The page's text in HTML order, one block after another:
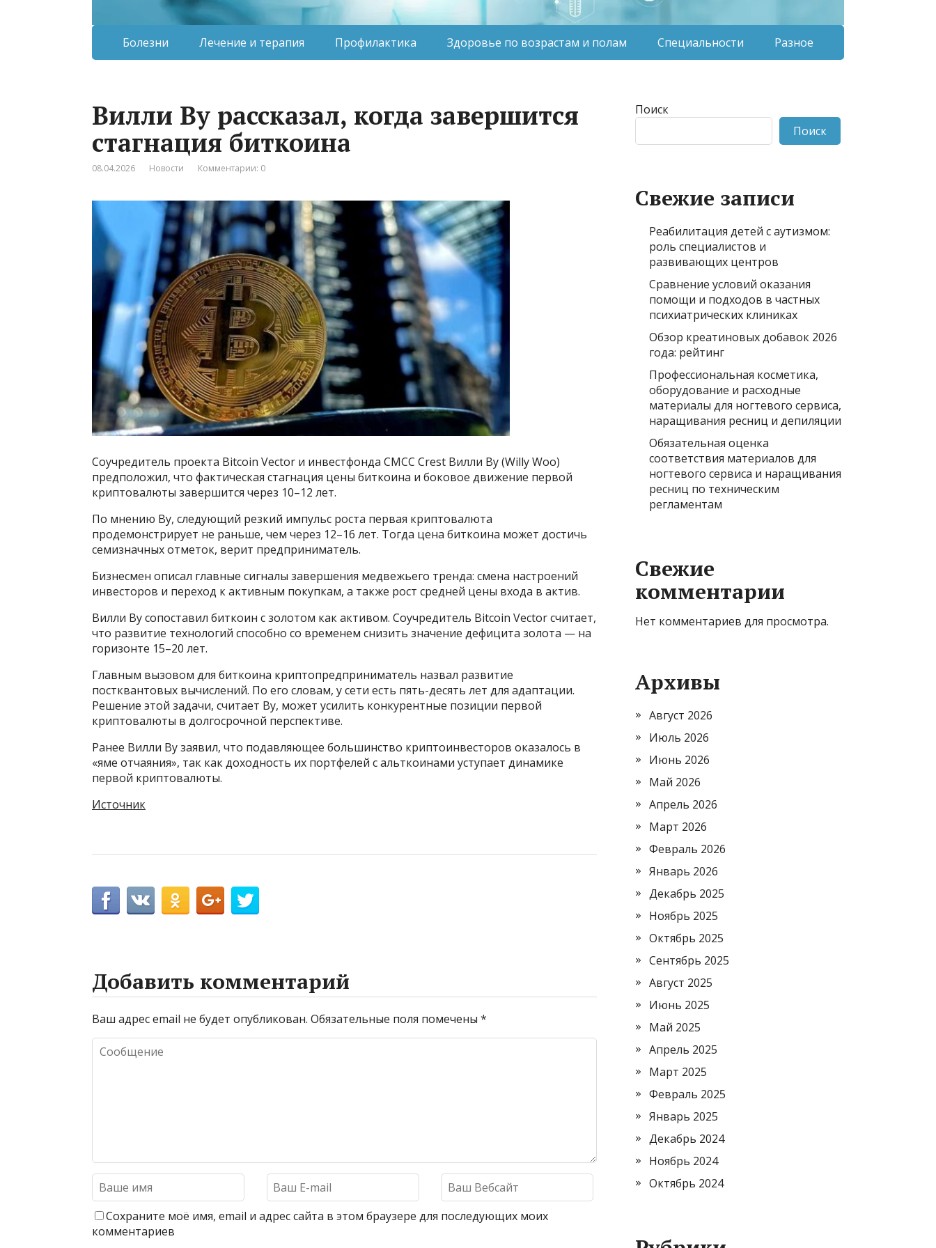
Болезни Лечение и терапия Профилактика Здоровье по возрастам и полам Специальности Разное
Вилли Ву рассказал, когда завершится
стагнация биткоина
08.04.2026 Новости Комментарии: 0
Соучредитель проекта Bitcoin Vector и инвестфонда CMCC Crest Вилли Ву (Willy Woo)
предположил, что фактическая стагнация цены биткоина и боковое движение первой
криптовалюты завершится через 10–12 лет.
По мнению Ву, следующий резкий импульс роста первая криптовалюта
продемонстрирует не раньше, чем через 12–16 лет. Тогда цена биткоина может достичь
семизначных отметок, верит предприниматель.
Бизнесмен описал главные сигналы завершения медвежьего тренда: смена настроений
инвесторов и переход к активным покупкам, а также рост средней цены входа в актив.
Вилли Ву сопоставил биткоин с золотом как активом. Соучредитель Bitcoin Vector считает,
что развитие технологий способно со временем снизить значение дефицита золота — на
горизонте 15–20 лет.
Главным вызовом для биткоина криптопредприниматель назвал развитие
постквантовых вычислений. По его словам, у сети есть пять-десять лет для адаптации.
Решение этой задачи, считает Ву, может усилить конкурентные позиции первой
криптовалюты в долгосрочной перспективе.
Ранее Вилли Ву заявил, что подавляющее большинство криптоинвесторов оказалось в
«яме отчаяния», так как доходность их портфелей с альткоинами уступает динамике
первой криптовалюты.
Источник
Добавить комментарий
Ваш адрес email не будет опубликован. Обязательные поля помечены *
Сохраните моё имя, email и адрес сайта в этом браузере для последующих моих
комментариев
Поиск
Поиск
Свежие записи
Реабилитация детей с аутизмом:
роль специалистов и
развивающих центров
Сравнение условий оказания
помощи и подходов в частных
психиатрических клиниках
Обзор креатиновых добавок 2026
года: рейтинг
Профессиональная косметика,
оборудование и расходные
материалы для ногтевого сервиса,
наращивания ресниц и депиляции
Обязательная оценка
соответствия материалов для
ногтевого сервиса и наращивания
ресниц по техническим
регламентам
Свежие
комментарии
Нет комментариев для просмотра.
Архивы
Август 2026
Июль 2026
Июнь 2026
Май 2026
Апрель 2026
Март 2026
Февраль 2026
Январь 2026
Декабрь 2025
Ноябрь 2025
Октябрь 2025
Сентябрь 2025
Август 2025
Июнь 2025
Май 2025
Апрель 2025
Март 2025
Февраль 2025
Январь 2025
Декабрь 2024
Ноябрь 2024
Октябрь 2024